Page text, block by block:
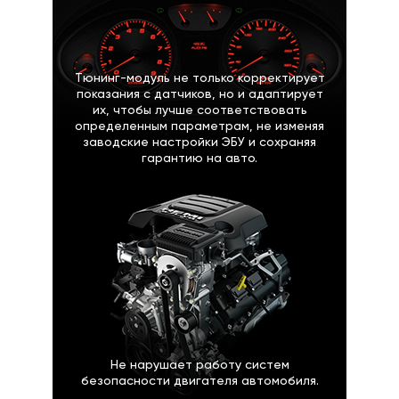
Тюнинг-модуль не только корректирует
показания с датчиков, но и адаптирует
их, чтобы лучше соответствовать
определенным параметрам, не изменяя
заводские настройки ЭБУ и сохраняя
гарантию на авто.
Не нарушает работу систем
безопасности двигателя автомобиля.